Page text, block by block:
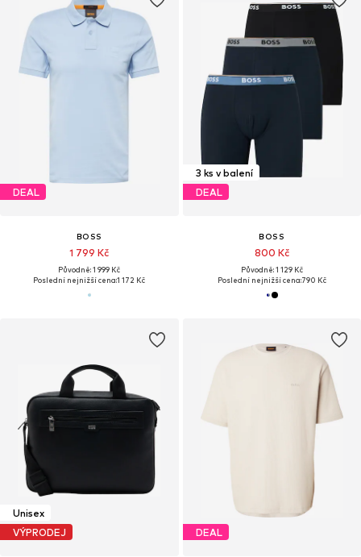
DEAL
BOSS
1 799 Kč
Původně: 1 999 Kč
Poslední nejnižší cena:1 172 Kč
3 ks v balení
DEAL
BOSS
800 Kč
Původně: 1 129 Kč
Poslední nejnižší cena:790 Kč
Unisex
VÝPRODEJ
DEAL